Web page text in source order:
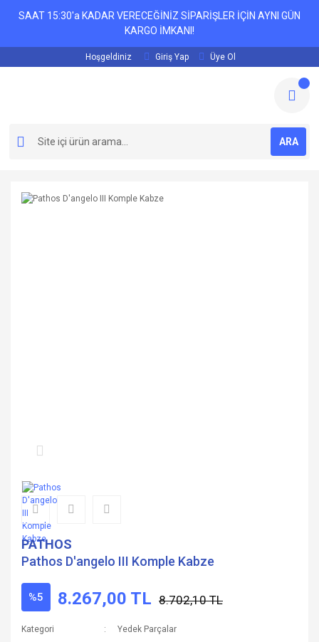
SAAT 15:30'a KADAR VERECEĞİNİZ SİPARİŞLER İÇİN AYNI GÜN
KARGO İMKANI!
Hoşgeldiniz Giriş Yap Üye Ol
ARA
PATHOS
Pathos D'angelo III Komple Kabze
%5 8.267,00 TL 8.702,10 TL
Kategori
Yedek Parçalar